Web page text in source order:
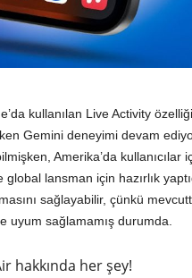
kullanılan Live Activity
Gemini deneyimi devam
Amerika’da
lansman için hazırlık
sağlayabilir, çünkü
uyum sağlamamış durumda.
hakkında her şey!